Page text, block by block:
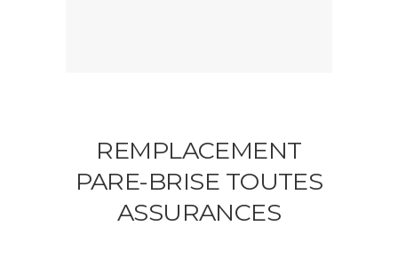
REMPLACEMENT
PARE-BRISE TOUTES
ASSURANCES